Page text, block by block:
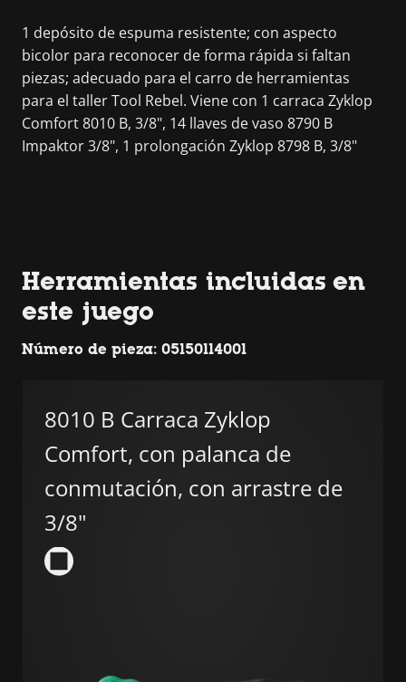
1 depósito de espuma resistente; con aspecto
bicolor para reconocer de forma rápida si faltan
piezas; adecuado para el carro de herramientas
para el taller Tool Rebel. Viene con 1 carraca Zyklop
Comfort 8010 B, 3/8", 14 llaves de vaso 8790 B
Impaktor 3/8", 1 prolongación Zyklop 8798 B, 3/8"
Herramientas incluidas en
este juego
Número de pieza: 05150114001
8010 B Carraca Zyklop
Comfort, con palanca de
conmutación, con arrastre de
3/8"